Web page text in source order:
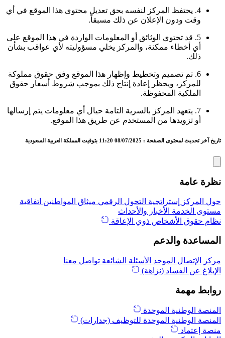
4. يحتفظ المركز لنفسه بحق تعديل محتوى هذا الموقع في أي
وقت ودون الإعلان عن ذلك مسبقاً.
5. قد تحتوي الوثائق أو المعلومات الواردة في هذا الموقع على
أي أخطاء ممكنة، والمركز يخلي مسؤوليته لأي عواقب بشأن
ذلك.
6. تم تصميم وتخطيط وإظهار هذا الموقع وفق حقوق مملوكة
للمركز، ويحظر إعادة إنتاج ذلك بموجب شروط أسعار حقوق
الملكية المحفوظة.
7. يتعهد المركز بالسرية التامة حيال أي معلومات يتم إرسالها
أو تزويدها من المستخدم عن طريق هذا الموقع.
تاريخ آخر تحديث لمحتوى الصفحة : 08/07/2025 11:20 بتوقيت المملكة العربية السعودية
نظرة عامة
حول المركز إستراتجية التحول الرقمي ميثاق المواطنين اتفاقية
مستوى الخدمة الأخبار والأحداث
نظام حقوق الأشخاص ذوي الإعاقة
المساعدة والدعم
مركز الإتصال الموحد الأسئلة الشائعة تواصل معنا
الإبلاغ عن الفساد (نزاهة)
روابط مهمة
المنصة الوطنية الموحدة
المنصة الوطنية الموحدة للتوظيف (جدارات)
منصة إعتماد